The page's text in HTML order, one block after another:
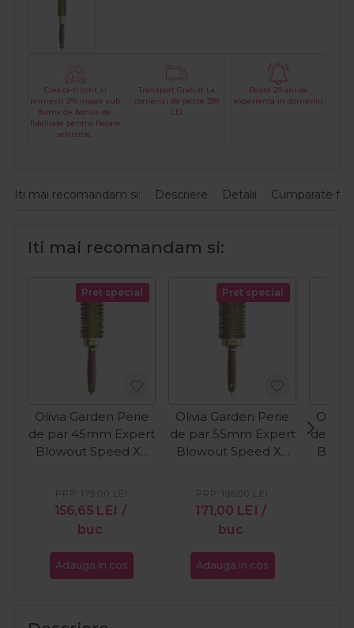
Creaza-ti cont si
primesti 2% inapoi sub
forma de bonus de
fidelitate pentru fiecare
achizitie.
Transport Gratuit La
comenzi de peste 399
LEI
Peste 29 ani de
experienta in domeniu
Iti mai recomandam si: Descriere Detalii Cumparate
Iti mai recomandam si:
Pret special
Olivia Garden Perie
de par 45mm Expert
Blowout Speed XL
156,65 LEI /
buc
PRP: 179,00 LEI
Adauga in cos
Pret special
Olivia Garden Perie
de par 55mm Expert
Blowout Speed XL
171,00 LEI /
buc
PRP: 196,00 LEI
Adauga in cos
Olivia
de par